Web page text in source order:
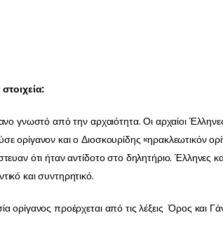
γνωστό από την αρχαιότητα. Οι αρχαίοι
ορίγανον και ο Διοσκουρίδης «ηρακλεωτικόν
ότι ήταν αντίδοτο στο δηλητήριο.
και συντηρητικό.
ορίγανος προέρχεται από τις λέξεις Όρος